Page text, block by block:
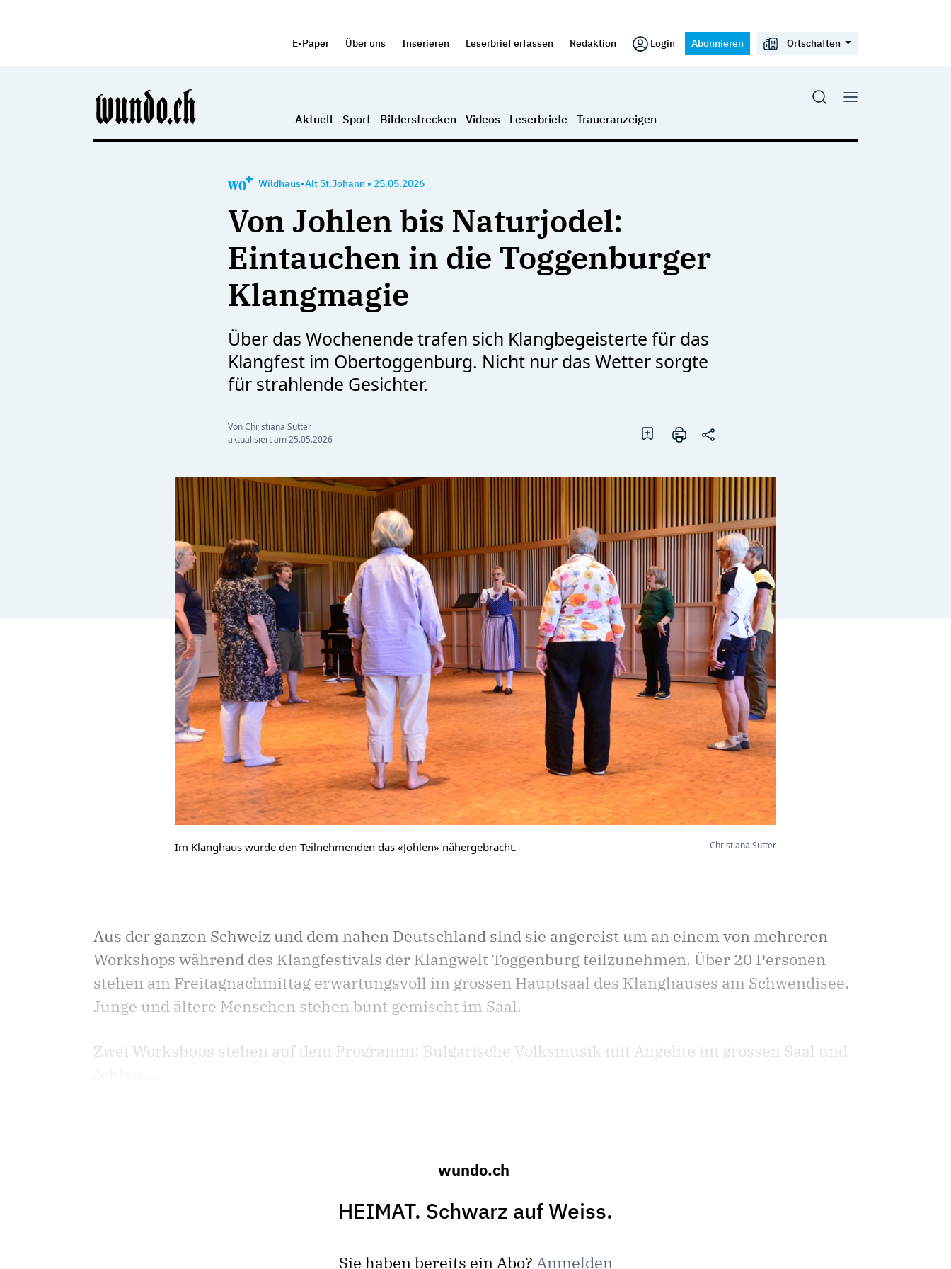
E-Paper Über uns Inserieren Leserbrief erfassen Redaktion Login Abonnieren Ortschaften
Aktuell Sport Bilderstrecken Videos Leserbriefe Traueranzeigen
Wildhaus-Alt St.Johann • 25.05.2026
Von Johlen bis Naturjodel:
Eintauchen in die Toggenburger
Klangmagie
Über das Wochenende trafen sich Klangbegeisterte für das
Klangfest im Obertoggenburg. Nicht nur das Wetter sorgte
für strahlende Gesichter.
Von Christiana Sutter
aktualisiert am25.05.2026
Im Klanghaus wurde den Teilnehmenden das «Johlen» nähergebracht. Christiana Sutter
Aus der ganzen Schweiz und dem nahen Deutschland sind sie angereist um an einem von mehreren
Workshops während des Klangfestivals der Klangwelt Toggenburg teilzunehmen. Über 20 Personen
stehen am Freitagnachmittag erwartungsvoll im grossen Hauptsaal des Klanghauses am Schwendisee.
Junge und ältere Menschen stehen bunt gemischt im Saal.
Zwei Workshops stehen auf dem Programm: Bulgarische Volksmusik mit Angelite im grossen Saal und
wundo.ch
HEIMAT. Schwarz auf Weiss.
Sie haben bereits ein Abo? Anmelden